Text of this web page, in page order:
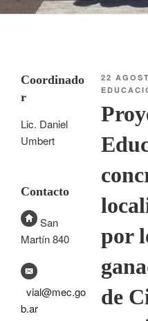
22
por
de
Coordinado
r
Lic. Daniel
Umbert
Contacto
San
Martín 840
vial@mec.go
b.ar